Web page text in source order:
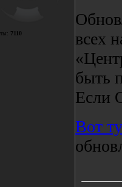
7110
всех
быть
Если
Вот